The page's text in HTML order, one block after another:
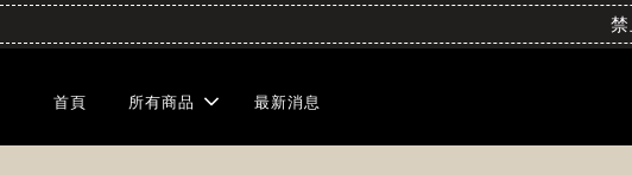
首頁 所有商品 最新消息